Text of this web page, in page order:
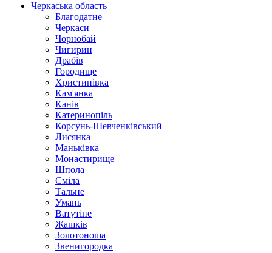
Черкаська область
Благодатне
Черкаси
Чорнобай
Чигирин
Драбів
Городище
Христинівка
Кам'янка
Канів
Катеринопіль
Корсунь-Шевченківський
Лисянка
Маньківка
Монастирище
Шпола
Сміла
Тальне
Умань
Ватутіне
Жашків
Золотоноша
Звенигородка